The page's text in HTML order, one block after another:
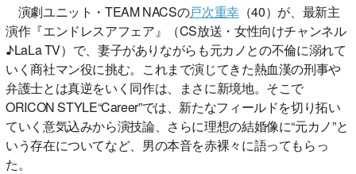
演劇ユニット・TEAM NACSの戸次重幸（40）が、最新主
演作『エンドレスアフェア』（CS放送・女性向けチャンネル
♪LaLa TV）で、妻子がありながらも元カノとの不倫に溺れて
いく商社マン役に挑む。これまで演じてきた熱血漢の刑事や
弁護士とは真逆をいく同作は、まさに新境地。そこで
ORICON STYLE“Career”では、新たなフィールドを切り拓い
ていく意気込みから演技論、さらに理想の結婚像に“元カノ”と
いう存在についてなど、男の本音を赤裸々に語ってもらっ
た。